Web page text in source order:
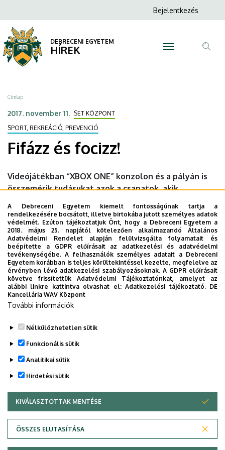
és
focizz!
DEBRECENI
EGYETEM
a
tartalomra
Anonim
menüje
Bejelentkezés
DEBRECENI EGYETEM
HÍREK
Morzsa
Címlap
2017. november 11. SET KÖZPONT
SPORT, REKREÁCIÓ, PREVENCIÓ
Fifázz és focizz!
Videójátékban “XBOX ONE” konzolon és a pályán is
összemérik tudásukat azok a csapatok, akik
versenysorozatra.
Időpont:2017. november 11. szombat 8 óra
Helyszín : DESOK Csarnok (Debrecen, Dóczy J.u.)
Dokumentumok
20171111desok.pdf (694 KB)
Last update: 2021. 11. 22. 14:22
Adatvédelem
A Debreceni Egyetem kiemelt fontosságúnak tartja a
rendelkezésére bocsátott, illetve birtokába jutott személyes adatok
védelmét. Ezúton tájékoztatjuk Önt, hogy a Debreceni Egyetem a
2018. május 25. napjától kötelezően alkalmazandó Általános
Adatvédelmi Rendelet alapján felülvizsgálta folyamatait és
beépítette a GDPR előírásait az adatkezelési és adatvédelmi
tevékenységébe. A felhasználók személyes adatait a Debreceni
Egyetem korábban is teljes körültekintéssel kezelte, megfelelve az
érvényben lévő adatkezelési szabályozásoknak. A GDPR előírásait
követve frissítettük Adatvédelmi Tájékoztatónkat, amelyet az
alábbi linkre kattintva olvashat el:Adatkezelési tájékoztató. DE
Kancellária WAV Központ
További információk
Nélkülözhetetlen sütik
Funkcionális sütik
Analitikai sütik
Hirdetési sütik
KIVÁLASZTOTTAK MENTÉSE
ÖSSZES ELUTASÍTÁSA
WITHDRAW CONSENT